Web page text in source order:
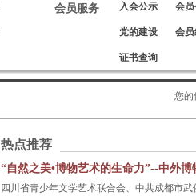
会员服务 入会公示 会
党的建设 会
证书查询
您的
热点推荐
“自然之美•博物艺术的生命力”--中外博
四川省青少年文学艺术联合会、中共成都市